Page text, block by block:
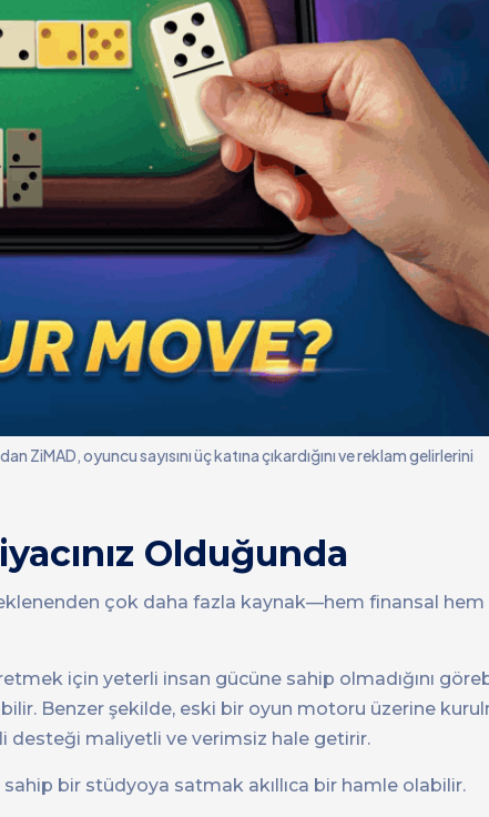
ZiMAD, oyuncu sayısını üç katına çıkardığını ve reklam gelirlerini
Olduğunda
çok daha fazla kaynak—hem finansal hem
için yeterli insan gücüne sahip olmadığını
Benzer şekilde, eski bir oyun motoru üzerine
desteği maliyetli ve verimsiz hale getirir.
bir stüdyoya satmak akıllıca bir hamle olabilir.